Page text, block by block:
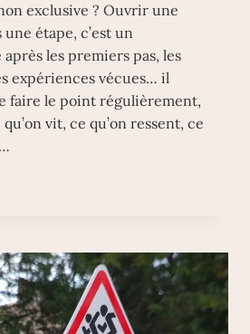
exclusive ? Ouvrir une
une étape, c’est un
les premiers pas, les
expériences vécues… il
faire le point régulièrement,
vit, ce qu’on ressent, ce